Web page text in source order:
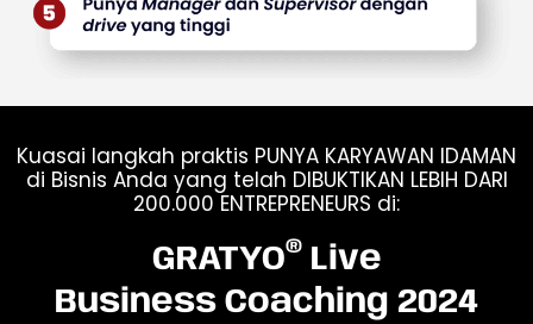
Kuasai langkah praktis PUNYA KARYAWAN IDAMAN
di Bisnis Anda yang telah DIBUKTIKAN LEBIH DARI
200.000 ENTREPRENEURS di:
GRATYO®Live
Business Coaching 2024